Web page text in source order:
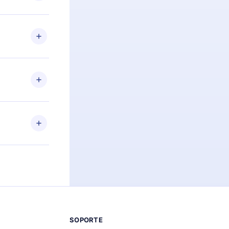
Por
el
de
más de
leer o
iOS,
momento
SOPORTE